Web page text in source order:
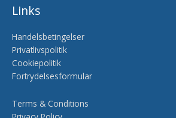
Links
Handelsbetingelser
Privatlivspolitik
Cookiepolitik
Fortrydelsesformular
Terms & Conditions